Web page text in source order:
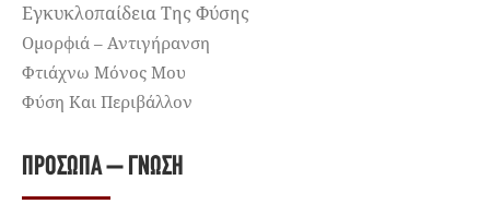
Εγκυκλοπαίδεια Της Φύσης
Ομορφιά – Αντιγήρανση
Φτιάχνω Μόνος Μου
Φύση Και Περιβάλλον
ΠΡΌΣΩΠΑ – ΓΝΏΣΗ